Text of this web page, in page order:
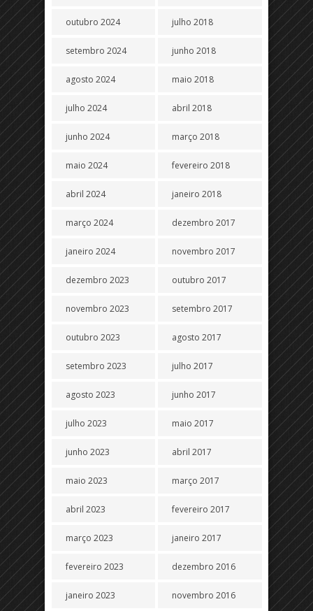
outubro 2024
setembro 2024
agosto 2024
julho 2024
junho 2024
maio 2024
abril 2024
março 2024
janeiro 2024
dezembro 2023
novembro 2023
outubro 2023
setembro 2023
agosto 2023
julho 2023
junho 2023
maio 2023
abril 2023
março 2023
fevereiro 2023
janeiro 2023
julho 2018
junho 2018
maio 2018
abril 2018
março 2018
fevereiro 2018
janeiro 2018
dezembro 2017
novembro 2017
outubro 2017
setembro 2017
agosto 2017
julho 2017
junho 2017
maio 2017
abril 2017
março 2017
fevereiro 2017
janeiro 2017
dezembro 2016
novembro 2016